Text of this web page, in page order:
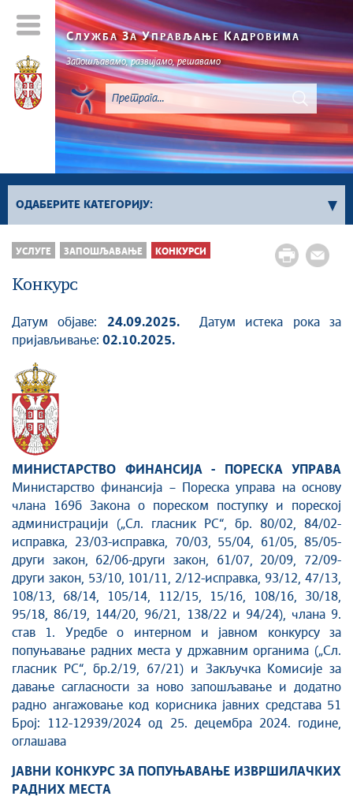
СЛУЖБА ЗАУПРАВЉАЊЕ КАДРОВИМА
Запошљавамо, развијамо, решавамо
ОДАБЕРИТЕ КАТЕГОРИЈУ:
Конкурси за попуњавање положаја
Конкурси за попуњавање извршилачких
радних места
Конкурси органа ван државне управе
УСЛУГЕ ЗАПОШЉАВАЊЕ КОНКУРСИ
Конкурс
Датум објаве: 24.09.2025.Датум истека рока за
пријављивање: 02.10.2025.
МИНИСТАРСТВО ФИНАНСИЈА - ПОРЕСКА УПРАВА
Министарство финансија – Пореска управа на основу
члана 169б Закона о пореском поступку и пореској
администрацији („Сл. гласник РС“, бр. 80/02, 84/02-
исправка, 23/03-исправка, 70/03, 55/04, 61/05, 85/05-
други закон, 62/06-други закон, 61/07, 20/09, 72/09-
други закон, 53/10, 101/11, 2/12-исправка, 93/12, 47/13,
108/13, 68/14, 105/14, 112/15, 15/16, 108/16, 30/18,
95/18, 86/19, 144/20, 96/21, 138/22 и 94/24), члана 9.
став 1. Уредбе о интерном и јавном конкурсу за
попуњавање радних места у државним органима („Сл.
гласник РС“, бр.2/19, 67/21) и Закључка Комисије за
давање сагласности за ново запошљавање и додатно
радно ангажовање код корисника јавних средстава 51
Број: 112-12939/2024 од 25. децембра 2024. године,
оглашава
ЈАВНИ КОНКУРС ЗА ПОПУЊАВАЊЕ ИЗВРШИЛАЧКИХ
РАДНИХ МЕСТА